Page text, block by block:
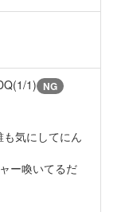
1) NG
気にしてにん
ー喚いてるだ